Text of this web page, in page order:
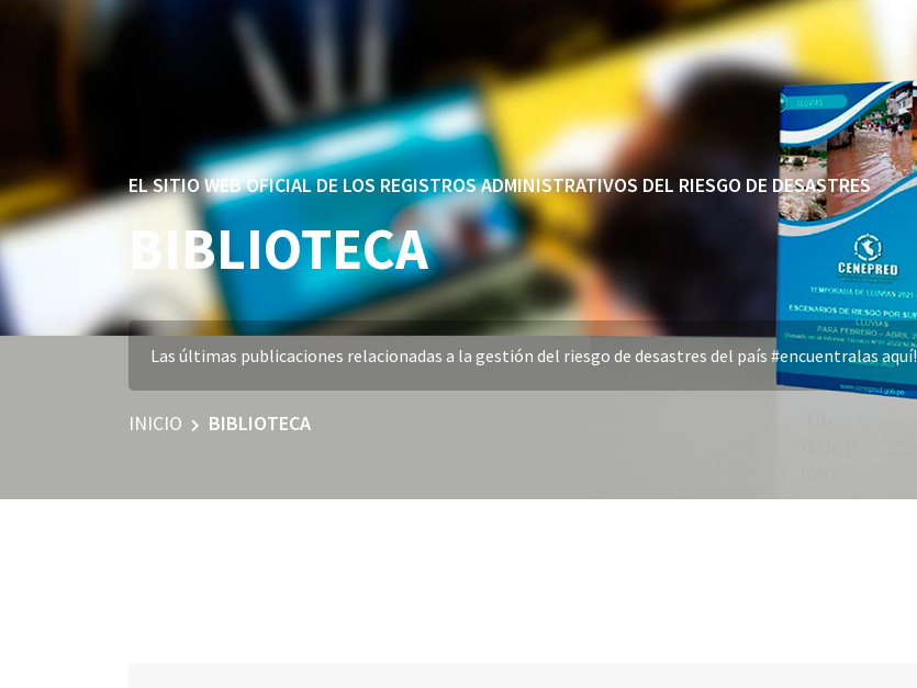
EL SITIO WEB OFICIAL DE LOS REGISTROS ADMINISTRATIVOS DEL RIESGO DE DESASTRES
BIBLIOTECA
Las últimas publicaciones relacionadas a la gestión del riesgo de desastres del país #encuentralas aquí!
INICIO BIBLIOTECA